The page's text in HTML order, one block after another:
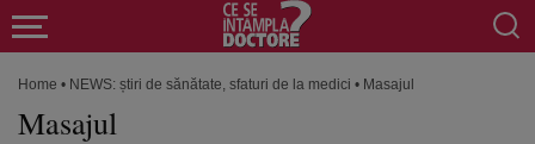
Home • NEWS: știri de sănătate, sfaturi de la medici • Masajul
Masajul